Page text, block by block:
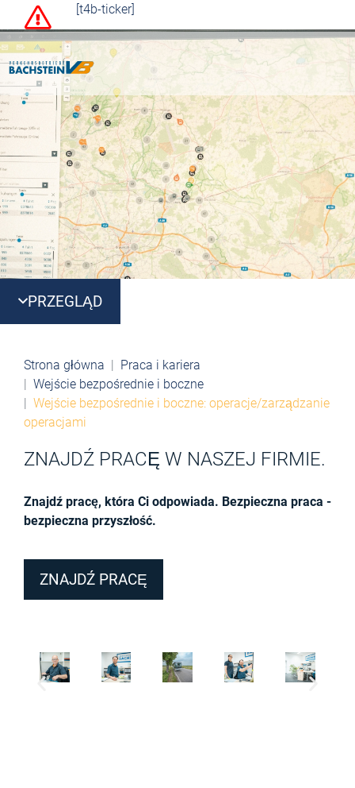
[t4b-ticker]
PRZEGLĄD
Strona główna
Praca i kariera
Wejście bezpośrednie i boczne
Wejście bezpośrednie i boczne: operacje/zarządzanie
operacjami
ZNAJDŹ PRACĘ W NASZEJ FIRMIE.
Znajdź pracę, która Ci odpowiada. Bezpieczna praca -
bezpieczna przyszłość.
ZNAJDŹ PRACĘ